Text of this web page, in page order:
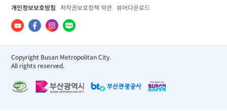
개인정보보호방침 저작권보호정책 약관 뷰어다운로드
Copyright Busan Metropolitan City.
All rights reserved.